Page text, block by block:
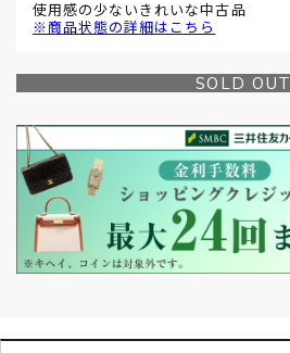
使用感の少ないきれいな中古品
※商品状態の詳細はこちら
SOLD OUT